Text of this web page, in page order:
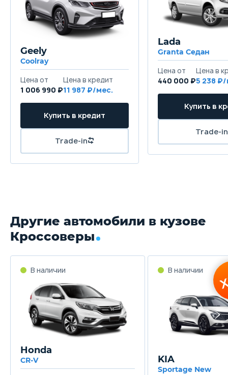
Geely
Coolray
1 006 990 ₽11 987
Lada
Granta Седан
440 000 ₽5 238
Другие автомобили в кузове
Кроссоверы
Honda
CR-V KIA
Sportage New